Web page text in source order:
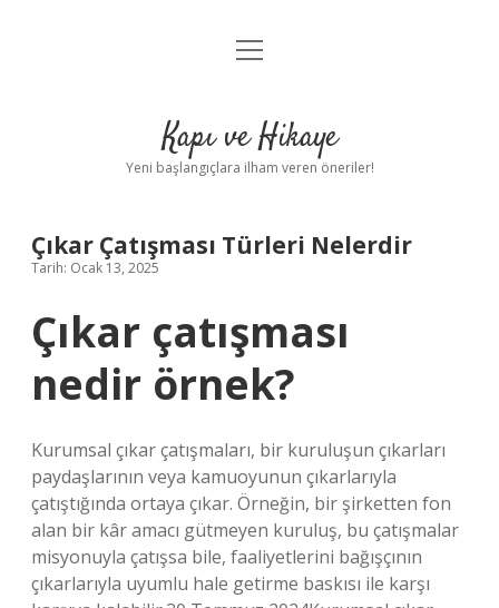
Anasayfa
Yasal Uyarı
menüyü
Kapı ve Hikaye
Yeni başlangıçlara ilham veren öneriler!
Çıkar Çatışması Türleri Nelerdir
Tarih: Ocak 13, 2025
Çıkar çatışması
nedir örnek?
Kurumsal çıkar çatışmaları, bir kuruluşun çıkarları
paydaşlarının veya kamuoyunun çıkarlarıyla
çatıştığında ortaya çıkar. Örneğin, bir şirketten fon
alan bir kâr amacı gütmeyen kuruluş, bu çatışmalar
misyonuyla çatışsa bile, faaliyetlerini bağışçının
çıkarlarıyla uyumlu hale getirme baskısı ile karşı